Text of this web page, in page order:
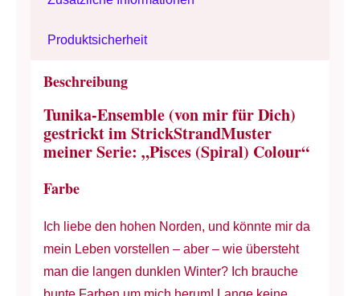
&
Mütze
&
Mohair
-
Produktsicherheit
Beschreibung
Tunika-Ensemble (von mir für Dich)
gestrickt im StrickStrandMuster
meiner Serie: „Pisces (Spiral) Colour“
Farbe
Ich liebe den hohen Norden, und könnte mir da
mein Leben vorstellen – aber – wie übersteht
man die langen dunklen Winter? Ich brauche